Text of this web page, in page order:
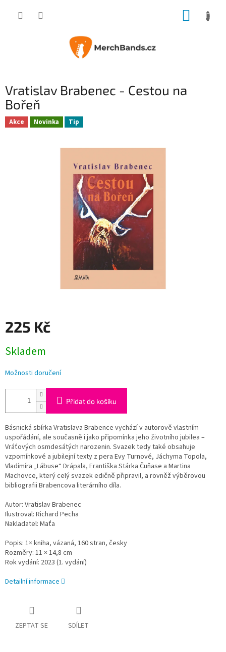
Vratislav Brabenec - Cestou na
Bořeň
Akce Novinka Tip
225 Kč
cena:
Skladem
Možnosti doručení
Přidat do košíku
Básnická sbírka Vratislava Brabence vychází v autorově vlastním
uspořádání, ale současně i jako připomínka jeho životního jubilea –
Vráťových osmdesátých narozenin. Svazek tedy také obsahuje
vzpomínkové a jubilejní texty z pera Evy Turnové, Jáchyma Topola,
Vladímíra „Lábuse“ Drápala, Františka Stárka Čuňase a Martina
Machovce, který celý svazek edičně připravil, a rovněž výběrovou
bibliografii Brabencova literárního díla.
Autor: Vratislav Brabenec
Ilustroval: Richard Pecha
Nakladatel: Maťa
Popis: 1× kniha, vázaná, 160 stran, česky
Rozměry: 11 × 14,8 cm
Rok vydání: 2023 (1. vydání)
Detailní informace
ZEPTAT SE SDÍLET